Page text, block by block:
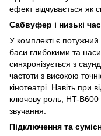
ефект відчувається як
Сабвуфер і низькі
У комплекті є
баси глибокими та
синхронізується з
частоти з високою
кінотеатрі. Навіть при
ключову роль, HT-B600
звучання.
Підключення та